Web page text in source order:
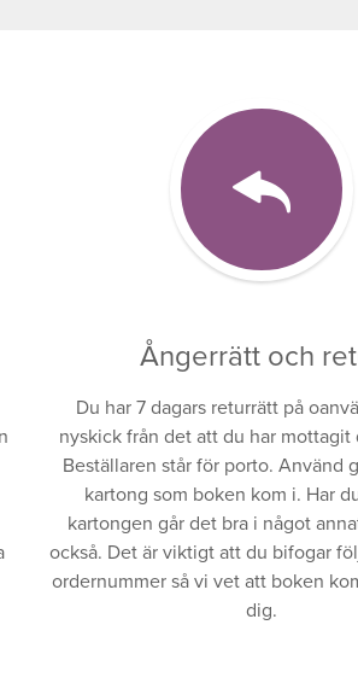
Ångerrätt och
Du har 7 dagars returrätt på
nyskick från det att du har mottagit
Beställaren står för porto. Använd
kartong som boken kom i. Har
kartongen går det bra i något
också. Det är viktigt att du bifogar
ordernummer så vi vet att boken
dig.